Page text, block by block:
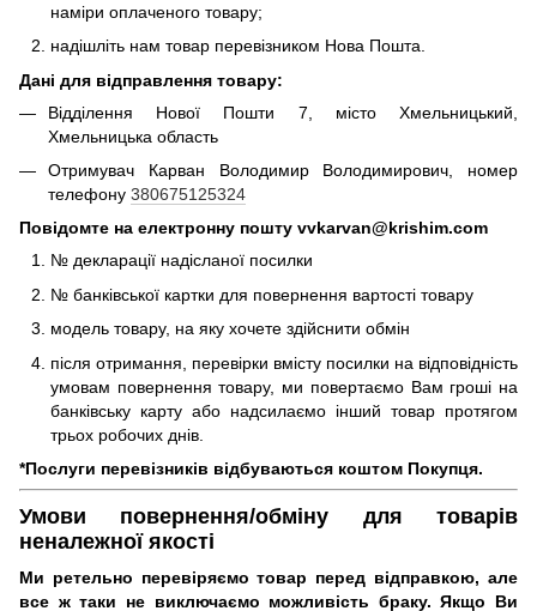
наміри оплаченого товару;
надішліть нам товар перевізником Нова Пошта.
Дані для відправлення товару:
Відділення Нової Пошти 7, місто Хмельницький,
Хмельницька область
Отримувач Карван Володимир Володимирович, номер
телефону 380675125324
Повідомте на електронну пошту vvkarvan@krishim.com
№ декларації надісланої посилки
№ банківської картки для повернення вартості товару
модель товару, на яку хочете здійснити обмін
після отримання, перевірки вмісту посилки на відповідність
умовам повернення товару, ми повертаємо Вам гроші на
банківську карту або надсилаємо інший товар протягом
трьох робочих днів.
*Послуги перевізників відбуваються коштом Покупця.
Умови повернення/обміну для товарів
неналежної якості
Ми ретельно перевіряємо товар перед відправкою, але
все ж таки не виключаємо можливість браку. Якщо Ви